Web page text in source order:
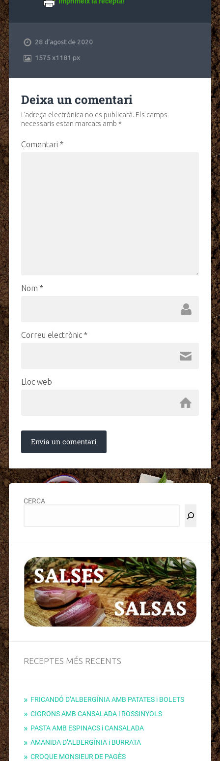
28 d'agost de 2020
1575x1181 px
Deixa un comentari
L'adreça electrònica no es publicarà. Els camps
necessaris estan marcats amb *
Comentari *
Nom *
Correu electrònic *
Lloc web
CERCA
RECEPTES MÉS RECENTS
FRICANDÓ D’ALBERGÍNIA AMB PATATES i BOLETS
CIGRONS AMB CANSALADA i ROSSINYOLS
PASTA AMB ESPINACS i CANSALADA
AMANIDA D’ALBERGÍNIA i BURRATA
CROQUE MONSIEUR DE PAGÈS